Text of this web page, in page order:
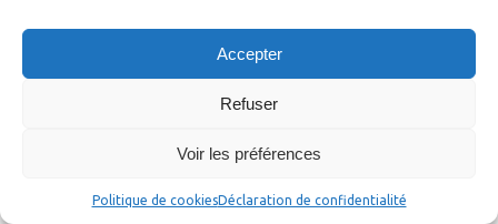
Accepter
Refuser
Voir les préférences
Politique de cookiesDéclaration de confidentialité
© Ville de Saint-Jean-d'Angély 2026
Services publics
Contact
Plan du site
Données personnelles